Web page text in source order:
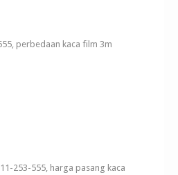
perbedaan kaca film 3m
253-555, harga pasang kaca